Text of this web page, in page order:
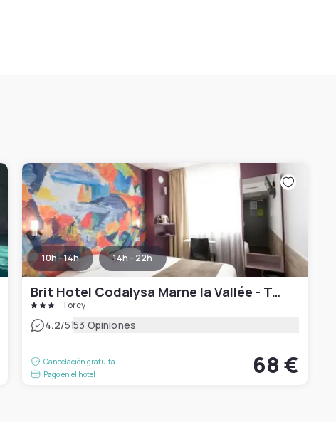
10h - 14h 14h - 22h
Brit Hotel Codalysa Marne la Vallée - Torcy
Torcy
4.2/5|53 Opiniones
Cancelación gratuita
Pago en el hotel
68 €